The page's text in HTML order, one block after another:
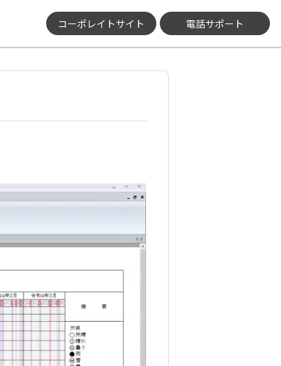
コーポレイトサイト 電話サポート